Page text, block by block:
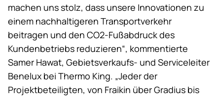
machen uns stolz, dass unsere Innovationen zu
einem nachhaltigeren Transportverkehr
beitragen und den CO2-Fußabdruck des
Kundenbetriebs reduzieren“, kommentierte
Samer Hawat, Gebietsverkaufs- und Serviceleiter
Benelux bei Thermo King. „Jeder der
Projektbeteiligten, von Fraikin über Gradius bis